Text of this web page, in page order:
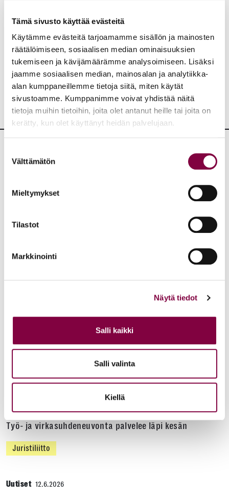
Tämä sivusto käyttää evästeitä
Käytämme evästeitä tarjoamamme sisällön ja mainosten
räätälöimiseen, sosiaalisen median ominaisuuksien
tukemiseen ja kävijämäärämme analysoimiseen. Lisäksi
jaamme sosiaalisen median, mainosalan ja analytiikka-
alan kumppaneillemme tietoja siitä, miten käytät
sivustoamme. Kumppanimme voivat yhdistää näitä
tietoja muihin tietoihin, joita olet antanut heille tai joita on
kerätty, kun olet käyttänyt heidän palvelujaan.
valinta
Välttämätön
Mieltymykset
Tilastot
Markkinointi
Näytä tiedot
Salli kaikki
Salli valinta
Kiellä
JAA:
Lisää uutisia
Työmarkkinat
Helsingin yliopiston ei pidä ratkaista tilakuluja
oikeustieteellisen opetuksen ja tutkimuksen
kustannuksella
Työ- ja virkasuhdeneuvonta palvelee läpi kesän
Juristiliitto
Uutiset 12.6.2026